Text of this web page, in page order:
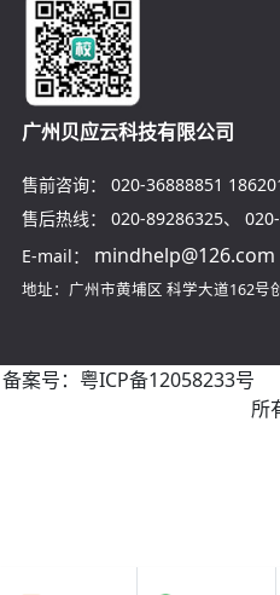
广州贝应云科技有限公司
售前咨询： 020-36888851
售后热线：
020-89286325、
E-mail：
mindhelp@126.com
地址：广州市黄埔区 科学大道162号
备案号： 粤ICP备12058233号
所